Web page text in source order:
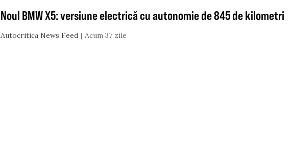
Noul BMW X5: versiune electrică cu autonomie de 845 de kilometri
Autocritica News Feed Acum 37 zile